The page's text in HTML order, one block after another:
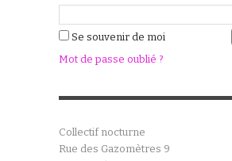
Se souvenir de moi
Mot de passe oublié ?
Collectif nocturne
Rue des Gazomètres 9